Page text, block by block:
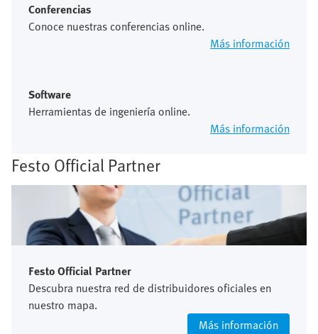
Conferencias
Conoce nuestras conferencias online.
Más información
Software
Herramientas de ingeniería online.
Más información
Festo Official Partner
Festo Official Partner
Descubra nuestra red de distribuidores oficiales en
nuestro mapa.
Más información